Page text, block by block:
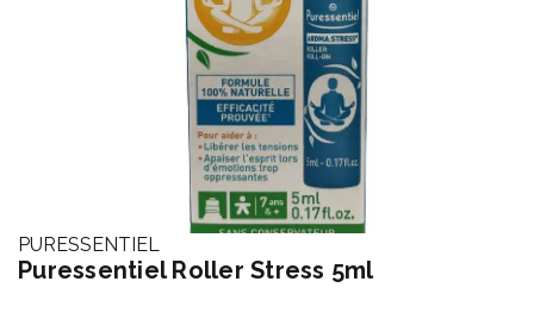
PURESSENTIEL
Puressentiel Roller Stress 5ml